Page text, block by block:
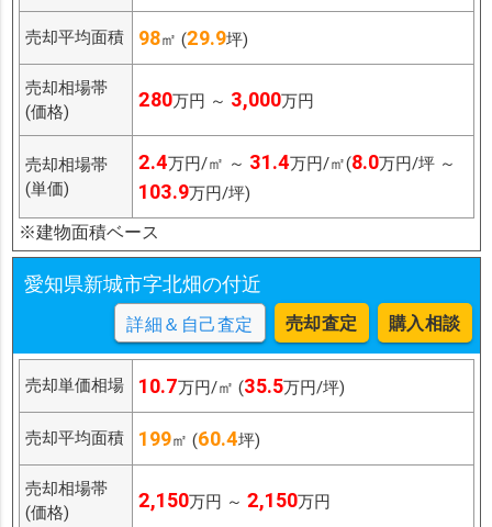
売却平均面積 98㎡ (29.9坪)
売却相場帯
(価格)
280万円 ～ 3,000万円
売却相場帯
(単価)
2.4万円/㎡ ～ 31.4万円/㎡(8.0万円/坪 ～
103.9万円/坪)
※建物面積ベース
愛知県新城市字北畑の付近
詳細＆自己査定 売却査定 購入相談
売却単価相場 10.7万円/㎡ (35.5万円/坪)
売却平均面積 199㎡ (60.4坪)
売却相場帯
(価格)
2,150万円 ～ 2,150万円